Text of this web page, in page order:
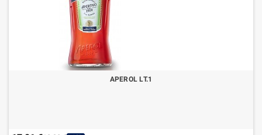
APEROL LT.1